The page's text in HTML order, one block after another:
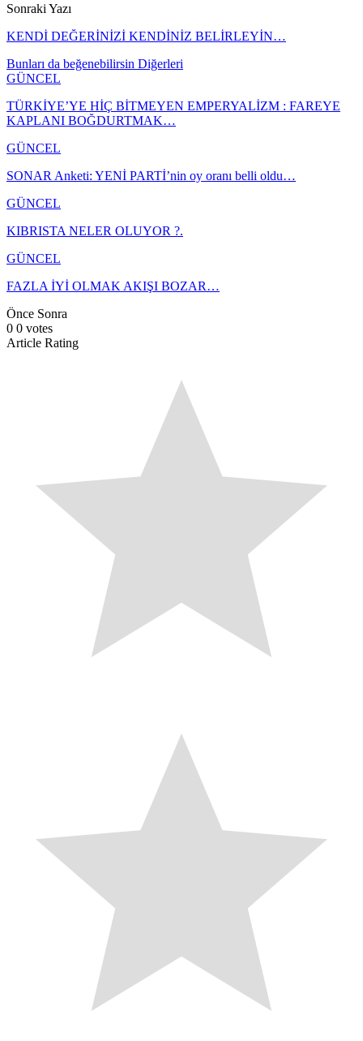
Sonraki Yazı
KENDİ DEĞERİNİZİ KENDİNİZ BELİRLEYİN…
Bunları da beğenebilirsin Diğerleri
GÜNCEL
TÜRKİYE’YE HİÇ BİTMEYEN EMPERYALİZM : FAREYE
KAPLANI BOĞDURTMAK…
GÜNCEL
SONAR Anketi: YENİ PARTİ’nin oy oranı belli oldu…
GÜNCEL
KIBRISTA NELER OLUYOR ?.
GÜNCEL
FAZLA İYİ OLMAK AKIŞI BOZAR…
Önce Sonra
0 0 votes
Article Rating